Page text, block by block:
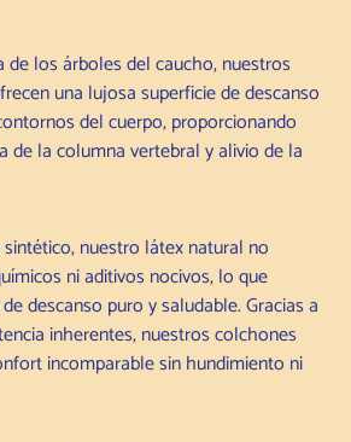
de los árboles del caucho, nuestros
una lujosa superficie de descanso
del cuerpo, proporcionando
de la columna vertebral y alivio de la
nuestro látex natural no
ni aditivos nocivos, lo que
descanso puro y saludable. Gracias a
inherentes, nuestros colchones
incomparable sin hundimiento ni